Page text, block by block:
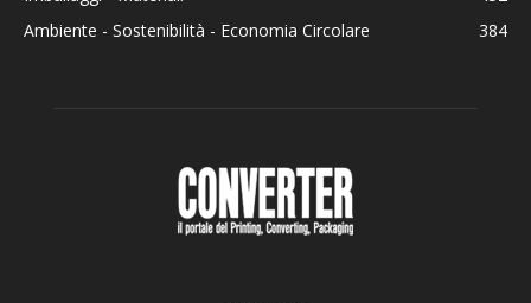
Ambiente - Sostenibilità - Economia Circolare
384